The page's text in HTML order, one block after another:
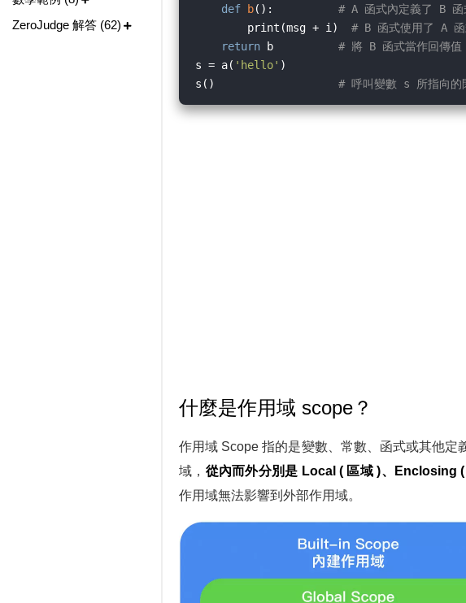
def
b():
# A 函式內定義了 B 函
        print(msg + i)
# B 函式使用了 A 函
return b # 將 B 函式當作回傳
s = a( 'hello' )
s() # 呼叫變數 s 所指
什麼是作用域 scope？
作用域 Scope 指的是變數、常數、函式或其他定
域， 從內而外分別是 Local ( 區域 )、Enclosing
作用域無法影響到外部作用域。
ZeroJudge 解答 (62)